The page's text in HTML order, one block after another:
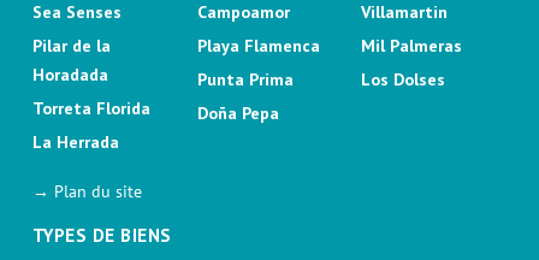
Sea Senses
Pilar de la
Horadada
Torreta Florida
La Herrada
Campoamor
Playa Flamenca
Punta Prima
Doña Pepa
Villamartin
Mil Palmeras
Los Dolses
→ Plan du site
TYPES DE BIENS